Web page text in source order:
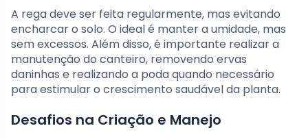
A rega deve ser feita regularmente, mas evitando
encharcar o solo. O ideal é manter a umidade, mas
sem excessos. Além disso, é importante realizar a
manutenção do canteiro, removendo ervas
daninhas e realizando a poda quando necessário
para estimular o crescimento saudável da planta.
Desafios na Criação e Manejo